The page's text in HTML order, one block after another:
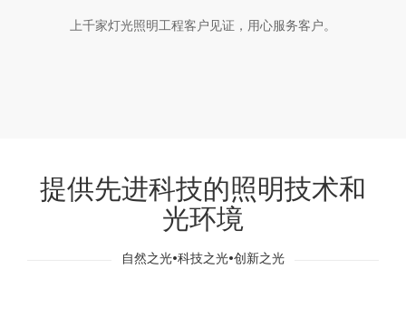
上千家灯光照明工程客户见证，用心服务客户。
提供先进科技的照明技术和
光环境
自然之光•科技之光•创新之光